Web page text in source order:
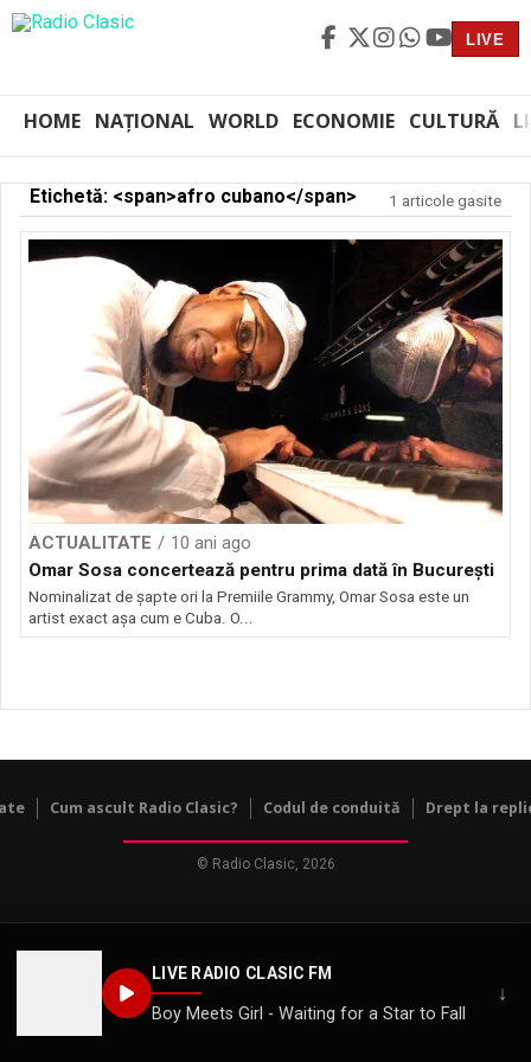
LIVE
HOME NAȚIONAL WORLD ECONOMIE CULTURĂ
LIVE RADIO CLASIC FM
Boy Meets Girl - Waiting for a Star to Fall
↓
Etichetă: <span>afro cubano</span> 1 articole gasite
ACTUALITATE
10 ani ago
Omar Sosa concertează pentru prima dată în București
Nominalizat de șapte ori la Premiile Grammy, Omar Sosa este un
artist exact așa cum e Cuba. O...
Cum ascult Radio Clasic? Codul de conduită Drept la
© Radio Clasic, 2026